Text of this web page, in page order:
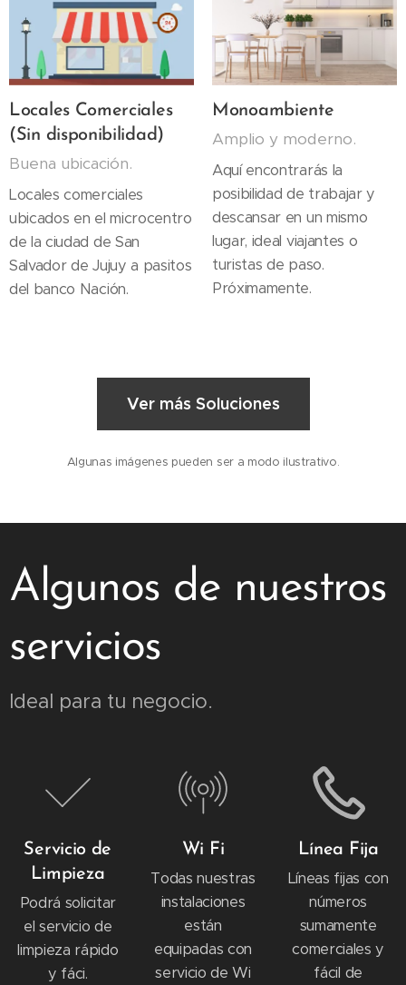
Locales Comerciales
(Sin disponibilidad)
Buena ubicación.
Locales comerciales
ubicados en el microcentro
de la ciudad de San
Salvador de Jujuy a pasitos
del banco Nación.
Monoambiente
Amplio y moderno.
Aquí encontrarás la
posibilidad de trabajar y
descansar en un mismo
lugar, ideal viajantes o
turistas de paso.
Próximamente.
Ver más Soluciones
Algunas imágenes pueden ser a modo ilustrativo.
Algunos de nuestros
servicios
Ideal para tu negocio.
Servicio de
Limpieza
Podrá solicitar
el servicio de
limpieza rápido
y fáci.
Wi Fi
Todas nuestras
instalaciones
están
equipadas con
servicio de Wi
Línea Fija
Líneas fijas con
números
sumamente
comerciales y
fácil de